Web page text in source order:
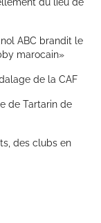
du lieu de
ABC brandit le
marocain»
de la CAF
de Tartarin de
des clubs en